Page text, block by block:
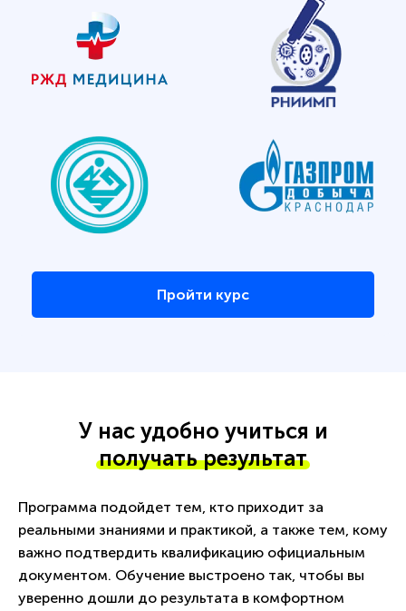
Пройти курс
У нас удобно учиться и
получать результат
Программа подойдет тем, кто приходит за
реальными знаниями и практикой, а также тем, кому
важно подтвердить квалификацию официальным
документом. Обучение выстроено так, чтобы вы
уверенно дошли до результата в комфортном